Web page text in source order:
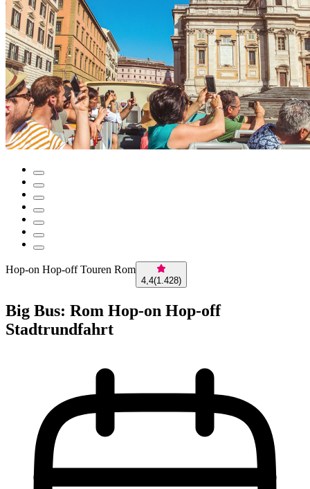
Hop-on Hop-off Touren Rom
4,4(1.428)
Big Bus: Rom Hop-on Hop-off
Stadtrundfahrt